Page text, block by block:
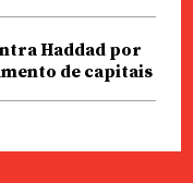
Haddad por
de capitais